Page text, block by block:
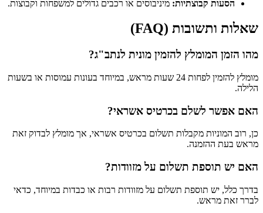
הסעות קבוצתיות: מיניבוסים או רכבים גדולים למשפחות וקבוצות.
שאלות ותשובות (FAQ)
מהו הזמן המומלץ להזמין מונית לנתב"ג?
מומלץ להזמין לפחות 24 שעות מראש, במיוחד בעונות עמוסות או בשעות
הלילה.
האם אפשר לשלם בכרטיס אשראי?
כן, רוב המוניות מקבלות תשלום בכרטיס אשראי, אך מומלץ לבדוק זאת
מראש בעת ההזמנה.
האם יש תוספת תשלום על מזוודות?
בדרך כלל, יש תוספת תשלום על מזוודות רבות או כבדות במיוחד, כדאי
לברר זאת מראש.